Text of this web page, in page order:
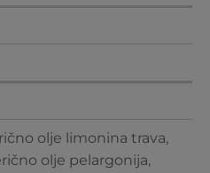
olje limonina trava,
olje pelargonija,